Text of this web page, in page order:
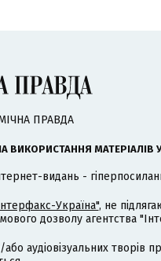
ПРАВДА
ВИКОРИСТАННЯ МАТЕРІАЛІВ
видань -
Україна", не
дозволу агентства
аудіовізуальних творів